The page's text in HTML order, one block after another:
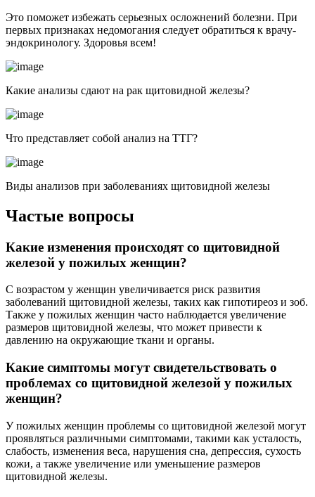
Это поможет избежать серьезных осложнений болезни. При
первых признаках недомогания следует обратиться к врачу-
эндокринологу. Здоровья всем!
Какие анализы сдают на рак щитовидной железы?
Что представляет собой анализ на ТТГ?
Виды анализов при заболеваниях щитовидной железы
Частые вопросы
Какие изменения происходят со щитовидной
железой у пожилых женщин?
С возрастом у женщин увеличивается риск развития
заболеваний щитовидной железы, таких как гипотиреоз и зоб.
Также у пожилых женщин часто наблюдается увеличение
размеров щитовидной железы, что может привести к
давлению на окружающие ткани и органы.
Какие симптомы могут свидетельствовать о
проблемах со щитовидной железой у пожилых
женщин?
У пожилых женщин проблемы со щитовидной железой могут
проявляться различными симптомами, такими как усталость,
слабость, изменения веса, нарушения сна, депрессия, сухость
кожи, а также увеличение или уменьшение размеров
щитовидной железы.